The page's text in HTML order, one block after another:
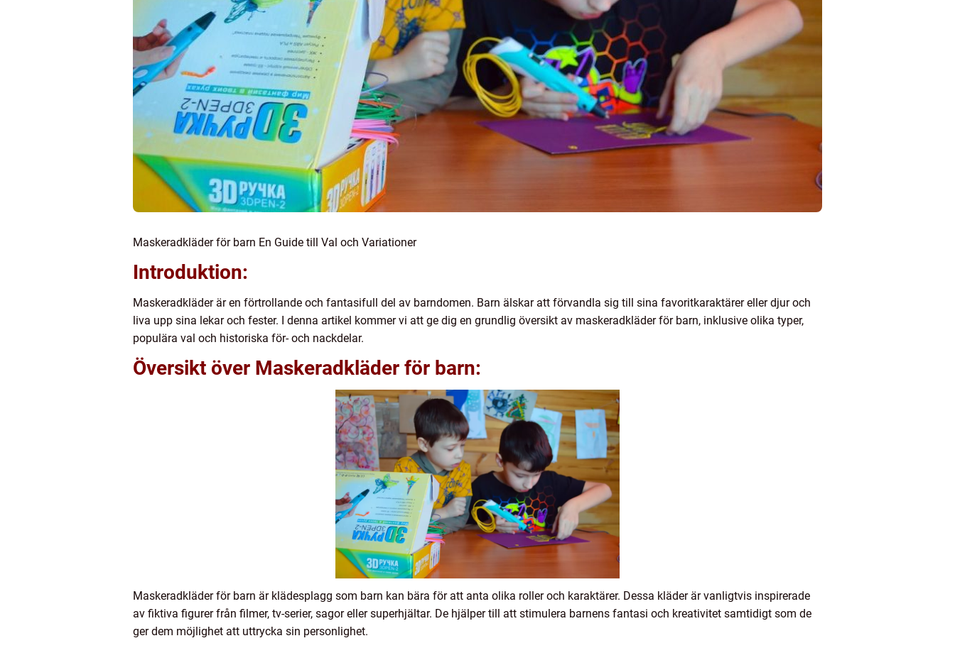
Maskeradkläder för barn En Guide till Val och Variationer
Introduktion:
Maskeradkläder är en förtrollande och fantasifull del av barndomen. Barn älskar att förvandla sig till sina favoritkaraktärer eller djur och
liva upp sina lekar och fester. I denna artikel kommer vi att ge dig en grundlig översikt av maskeradkläder för barn, inklusive olika typer,
populära val och historiska för- och nackdelar.
Översikt över Maskeradkläder för barn:
Maskeradkläder för barn är klädesplagg som barn kan bära för att anta olika roller och karaktärer. Dessa kläder är vanligtvis inspirerade
av fiktiva figurer från filmer, tv-serier, sagor eller superhjältar. De hjälper till att stimulera barnens fantasi och kreativitet samtidigt som de
ger dem möjlighet att uttrycka sin personlighet.